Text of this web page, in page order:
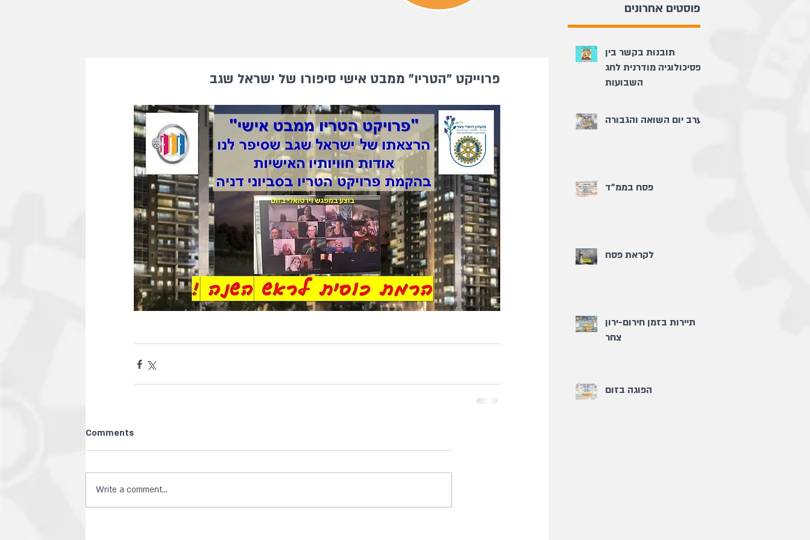
פוסטים אחרונים
פרוייקט "הטריו" ממבט אישי סיפורו של ישראל שגב
Comments
Write a comment...
תובנות בקשר בין
פסיכולוגיה מודרנית לחג
השבועות
ערב יום השואה והגבורה
פסח בממ"ד
לקראת פסח
תיירות בזמן חירום-ירון
צחר
הפוגה בזום